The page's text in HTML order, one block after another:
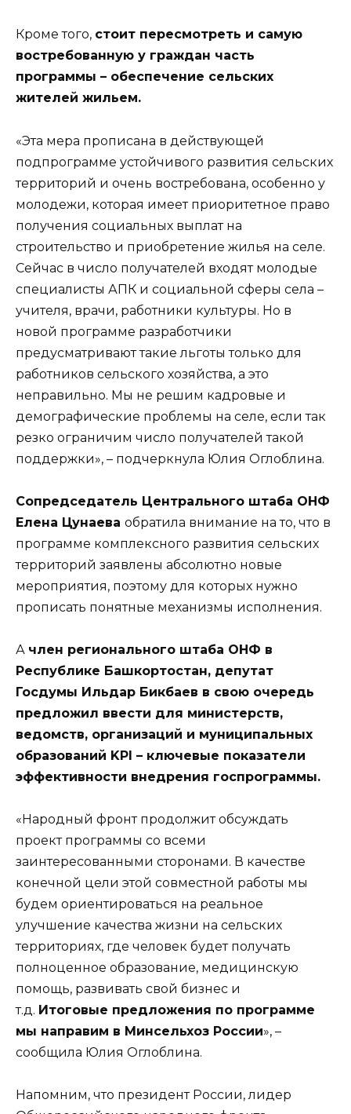
Кроме того, стоит пересмотреть и самую
востребованную у граждан часть
программы – обеспечение сельских
жителей жильем.
«Эта мера прописана в действующей
подпрограмме устойчивого развития сельских
территорий и очень востребована, особенно у
молодежи, которая имеет приоритетное право
получения социальных выплат на
строительство и приобретение жилья на селе.
Сейчас в число получателей входят молодые
специалисты АПК и социальной сферы села –
учителя, врачи, работники культуры. Но в
новой программе разработчики
предусматривают такие льготы только для
работников сельского хозяйства, а это
неправильно. Мы не решим кадровые и
демографические проблемы на селе, если так
резко ограничим число получателей такой
поддержки», – подчеркнула Юлия Оглоблина.
Сопредседатель Центрального штаба ОНФ
Елена Цунаева обратила внимание на то, что в
программе комплексного развития сельских
территорий заявлены абсолютно новые
мероприятия, поэтому для которых нужно
прописать понятные механизмы исполнения.
А член регионального штаба ОНФ в
Республике Башкортостан, депутат
Госдумы Ильдар Бикбаев в свою очередь
предложил ввести для министерств,
ведомств, организаций и муниципальных
образований KPI – ключевые показатели
эффективности внедрения госпрограммы.
«Народный фронт продолжит обсуждать
проект программы со всеми
заинтересованными сторонами. В качестве
конечной цели этой совместной работы мы
будем ориентироваться на реальное
улучшение качества жизни на сельских
территориях, где человек будет получать
полноценное образование, медицинскую
помощь, развивать свой бизнес и
т.д. Итоговые предложения по программе
мы направим в Минсельхоз России», –
сообщила Юлия Оглоблина.
Напомним, что президент России, лидер